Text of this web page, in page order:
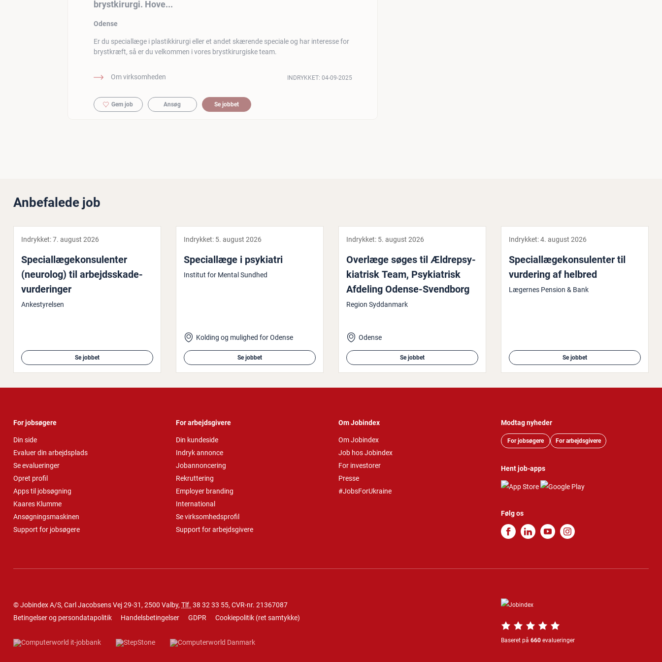
brystkirurgi. Hove...
Odense
Er du speciallæge i plastikkirurgi eller et andet skærende speciale og har interesse for
brystkræft, så er du velkommen i vores brystkirurgiske team.
Om virksomheden INDRYKKET: 04-09-2025
Gem job Ansøg Se jobbet
Anbefalede job
Indrykket:7. august 2026
Spe­ci­al­læge­kon­su­len­ter
(neurolog) til ar­bejds­ska­de­
vur­de­rin­ger
Ankestyrelsen
Se jobbet
Indrykket: 5. august 2026
Spe­ci­al­læ­ge i psykiatri
Institut for Mental Sundhed
Kolding og mulighed for Odense
Se jobbet
Indrykket: 5. august 2026
Overlæge søges til Æl­drep­sy­
ki­a­trisk Team, Psy­ki­a­trisk
Afdeling Odense-Svendborg
Region Syddanmark
Odense
Se jobbet
Indrykket:4. august 2026
Spe­ci­al­læge­kon­su­len­ter til
vurdering af helbred
Lægernes Pension & Bank
Se jobbet
For jobsøgere
Din side
Evaluer din arbejdsplads
Se evalueringer
Opret profil
Apps til jobsøgning
Kaares Klumme
Ansøgningsmaskinen
Support for jobsøgere
For arbejdsgivere
Din kundeside
Indryk annonce
Jobannoncering
Rekruttering
Employer branding
International
Se virksomhedsprofil
Support for arbejdsgivere
Om Jobindex
Om Jobindex
Job hos Jobindex
For investorer
Presse
#JobsForUkraine
Modtag nyheder
For jobsøgere For arbejdsgivere
Hent job-apps
Følg os
© Jobindex A/S, Carl Jacobsens Vej 29-31, 2500 Valby, Tlf. 38 32 33 55, CVR-nr. 21367087
Betingelser og persondatapolitik
Handelsbetingelser GDPR Cookiepolitik (ret samtykke)
Baseret på 660 evalueringer